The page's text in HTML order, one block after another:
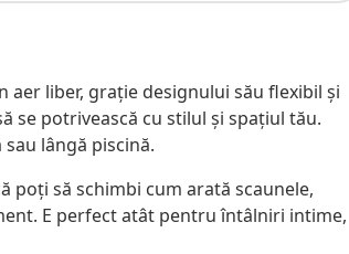
liber, grație designului său flexibil și
se potrivească cu stilul și spațiul tău.
lângă piscină.
poți să schimbi cum arată scaunele,
E perfect atât pentru întâlniri intime,